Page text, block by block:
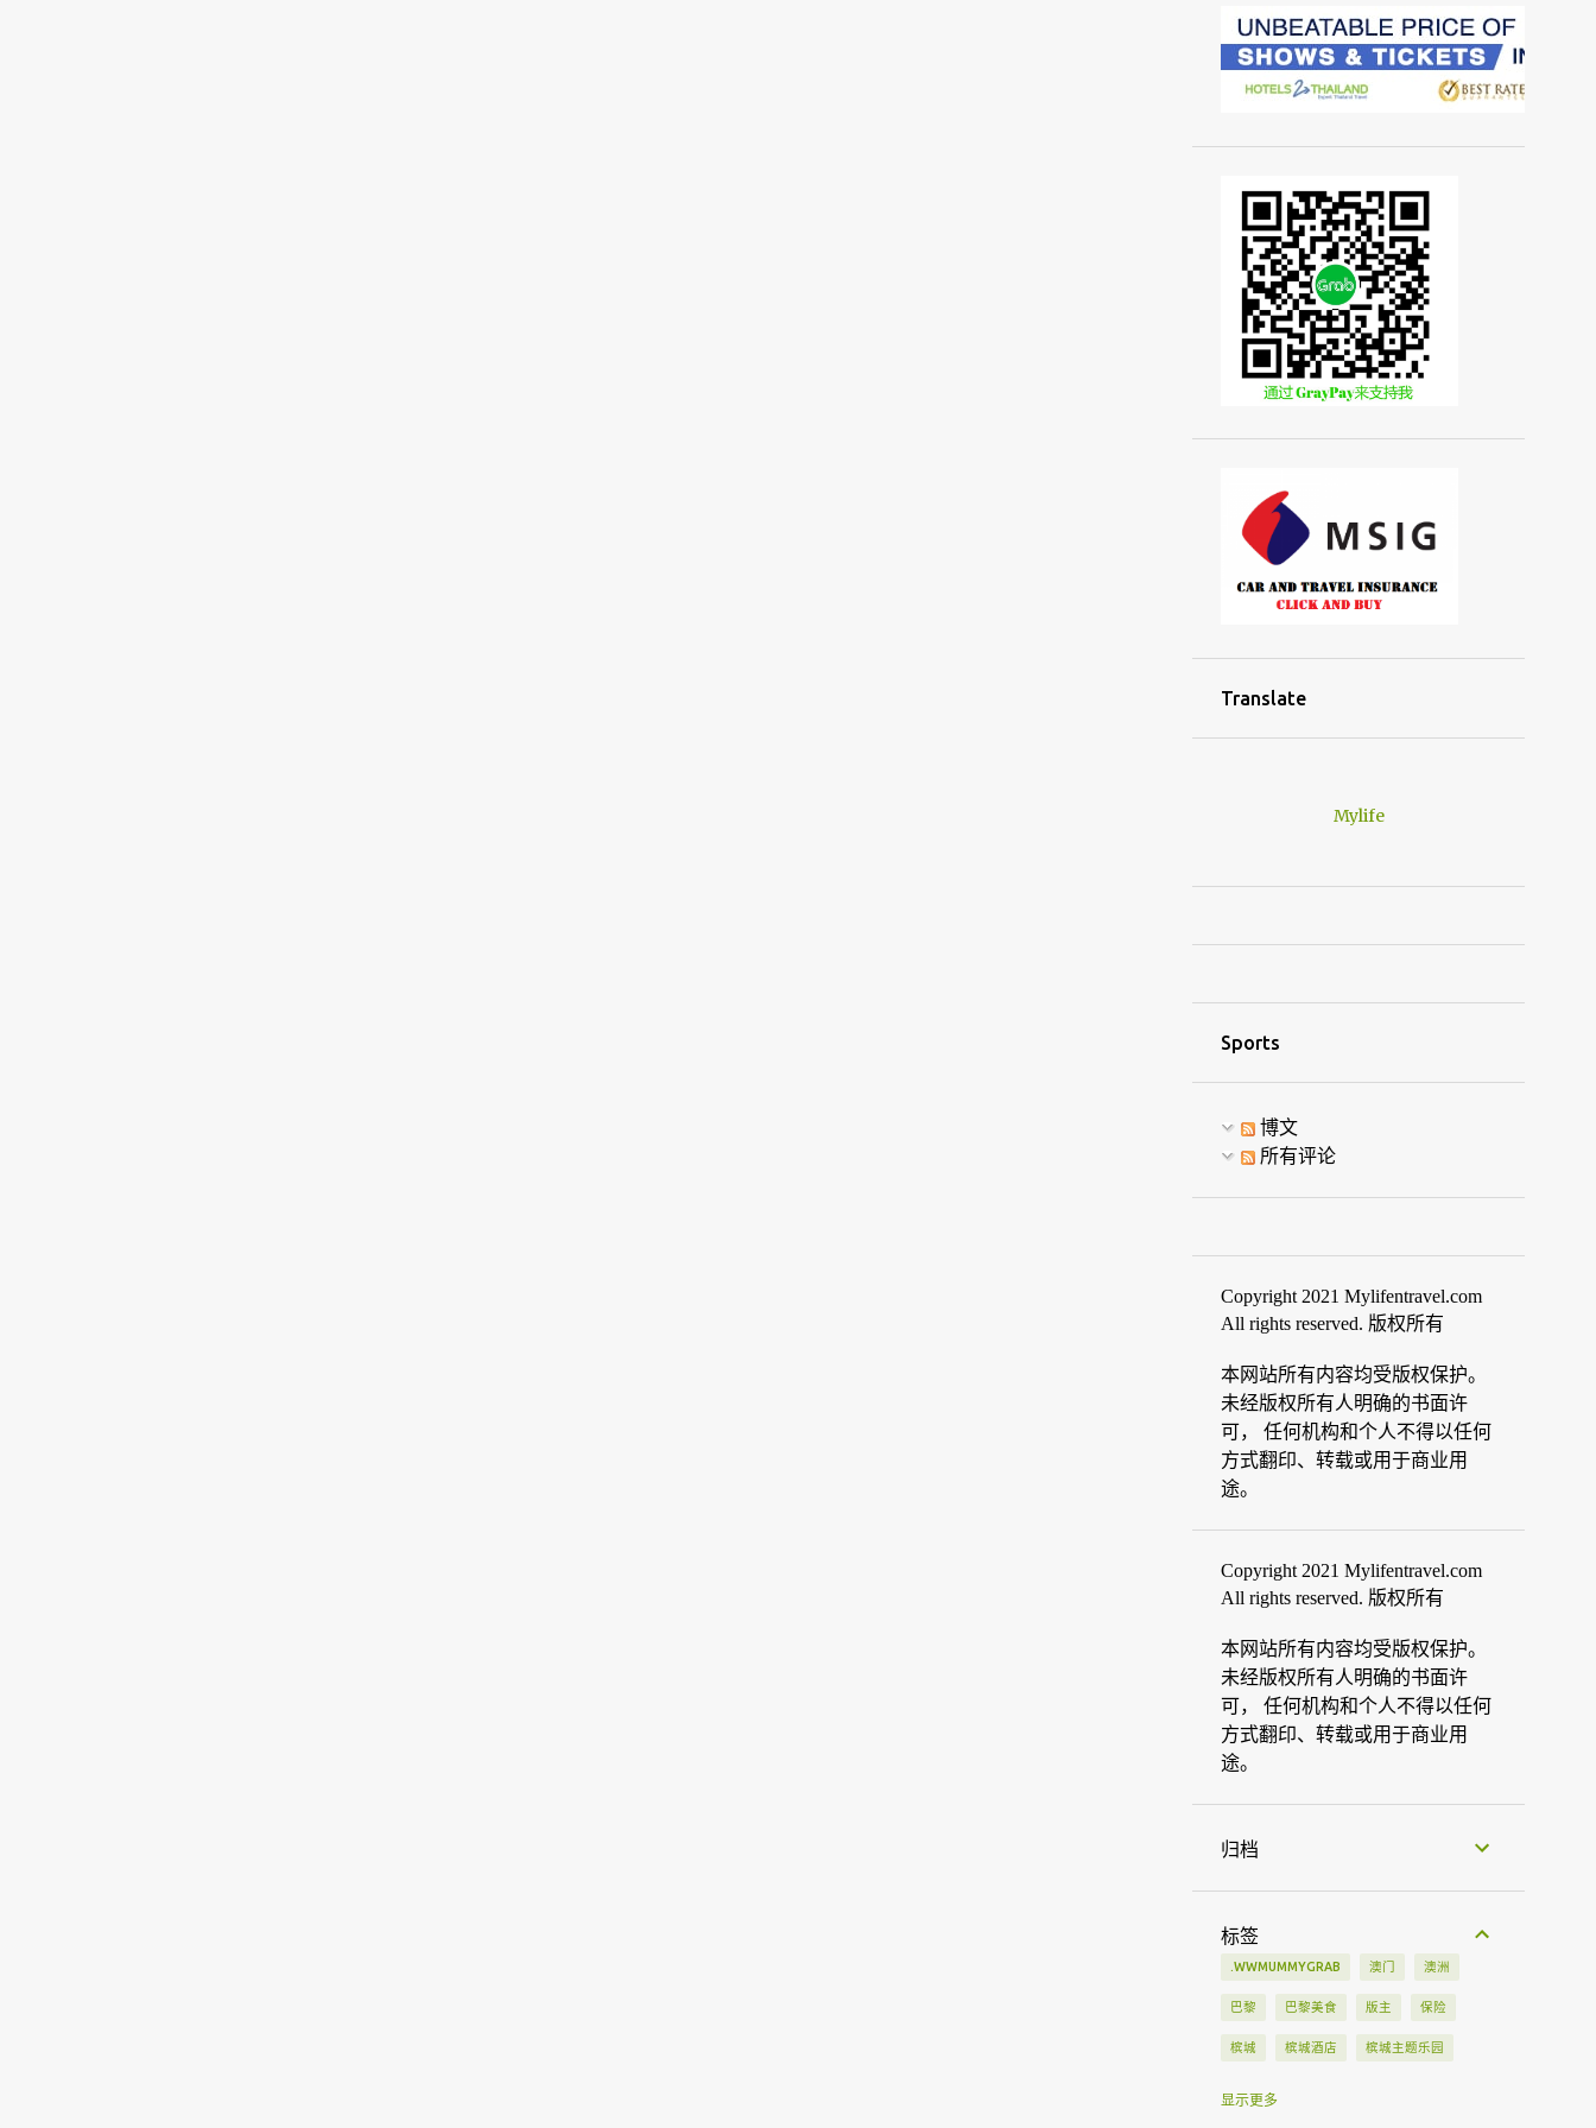
Translate
Mylife
Sports
博文
所有评论
Copyright 2021 Mylifentravel.com
All rights reserved. 版权所有
本网站所有内容均受版权保护。
未经版权所有人明确的书面许
可， 任何机构和个人不得以任何
方式翻印、转载或用于商业用
途。
Copyright 2021 Mylifentravel.com
All rights reserved. 版权所有
本网站所有内容均受版权保护。
未经版权所有人明确的书面许
可， 任何机构和个人不得以任何
方式翻印、转载或用于商业用
途。
归档
标签
.WWMUMMYGRAB 澳门 澳洲
巴黎 巴黎美食 版主 保险
槟城 槟城酒店 槟城主题乐园
显示更多